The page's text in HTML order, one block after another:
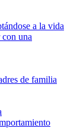
a la vida
una
de familia